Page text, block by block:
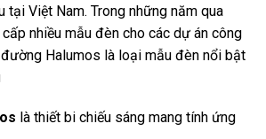
tại Việt Nam. Trong những năm qua
nhiều mẫu đèn cho các dự án công
Halumos là loại mẫu đèn nổi bật
là thiết bi chiếu sáng mang tính ứng